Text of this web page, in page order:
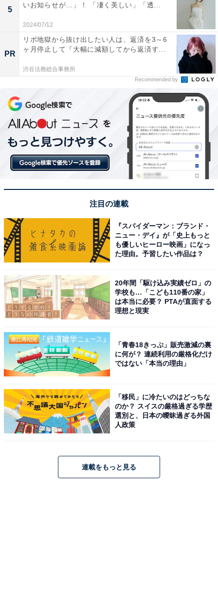
5
いお知らせが…」！ 「凄く美しい」「透...
2024/07/12
PR
リボ地獄から抜け出したい人は、返済を3～6
ヶ月停止して『大幅に減額してから返済す...
渋谷法務総合事務所
Recommended by
注目の連載
『スパイダーマン：ブランド・
ニュー・デイ』が「史上もっと
も優しいヒーロー映画」になっ
た理由。予習したい作品は？
20年間「駆け込み実績ゼロ」の
学校も…「こども110番の家」
は本当に必要？ PTAが直面する
理想と現実
「青春18きっぷ」販売激減の裏
に何が？ 連続利用の厳格化だけ
ではない「本当の理由」
「移民」に冷たいのはどっちな
のか？ スイスの厳格過ぎる学歴
選別と、日本の曖昧過ぎる外国
人政策
連載をもっと見る